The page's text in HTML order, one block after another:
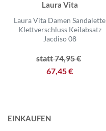
Laura Vita
Laura Vita Damen Sandalette
Klettverschluss Keilabsatz
Jacdiso 08
statt 74,95 €
67,45 €
EINKAUFEN